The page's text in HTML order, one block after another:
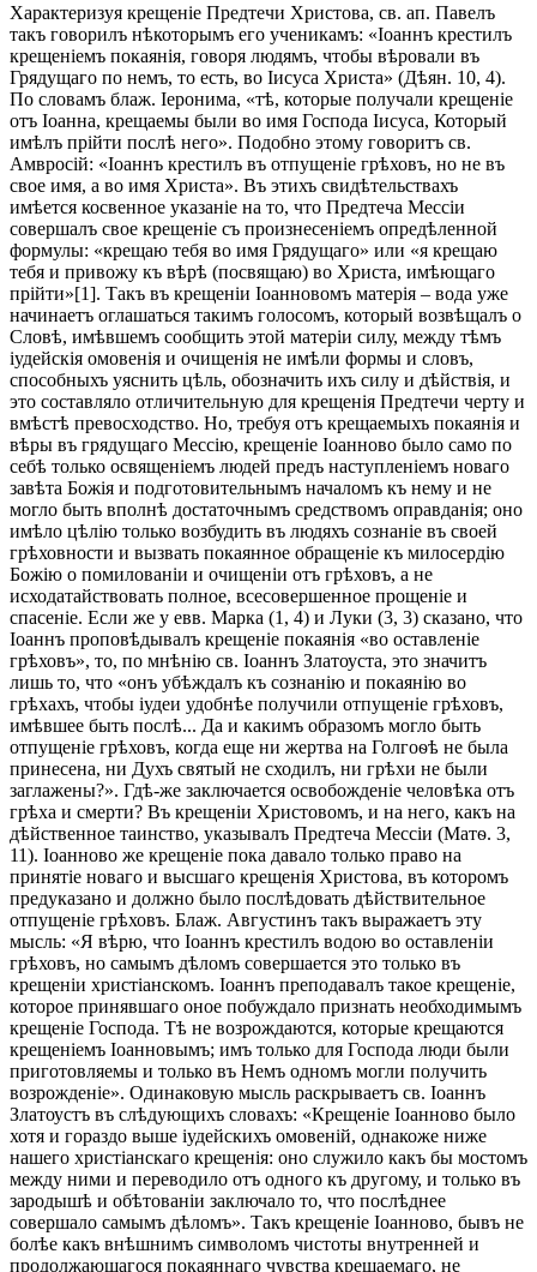
Характеризуя крещеніе Предтечи Христова, св. ап. Павелъ
такъ говорилъ нѣкоторымъ его ученикамъ: «Іоаннъ крестилъ
крещеніемъ покаянія, говоря людямъ, чтобы вѣровали въ
Грядущаго по немъ, то есть, во Іисуса Христа» (Дѣян. 10, 4).
По словамъ блаж. Іеронима, «тѣ, которые получали крещеніе
отъ Іоанна, крещаемы были во имя Господа Іисуса, Который
имѣлъ прійти послѣ него». Подобно этому говоритъ св.
Амвросій: «Іоаннъ крестилъ въ отпущеніе грѣховъ, но не въ
свое имя, а во имя Христа». Въ этихъ свидѣтельствахъ
имѣется косвенное указаніе на то, что Предтеча Мессіи
совершалъ свое крещеніе съ произнесеніемъ опредѣленной
формулы: «крещаю тебя во имя Грядущаго» или «я крещаю
тебя и привожу къ вѣрѣ (посвящаю) во Христа, имѣющаго
прійти»[1]. Такъ въ крещеніи Іоанновомъ матерія – вода уже
начинаетъ оглашаться такимъ голосомъ, который возвѣщалъ о
Словѣ, имѣвшемъ сообщить этой матеріи силу, между тѣмъ
іудейскія омовенія и очищенія не имѣли формы и словъ,
способныхъ уяснить цѣль, обозначить ихъ силу и дѣйствія, и
это составляло отличительную для крещенія Предтечи черту и
вмѣстѣ превосходство. Но, требуя отъ крещаемыхъ покаянія и
вѣры въ грядущаго Мессію, крещеніе Іоанново было само по
себѣ только освященіемъ людей предъ наступленіемъ новаго
завѣта Божія и подготовительнымъ началомъ къ нему и не
могло быть вполнѣ достаточнымъ средствомъ оправданія; оно
имѣло цѣлію только возбудить въ людяхъ сознаніе въ своей
грѣховности и вызвать покаянное обращеніе къ милосердію
Божію о помилованіи и очищеніи отъ грѣховъ, а не
исходатайствовать полное, всесовершенное прощеніе и
спасеніе. Если же у евв. Марка (1, 4) и Луки (3, 3) сказано, что
Іоаннъ проповѣдывалъ крещеніе покаянія «во оставленіе
грѣховъ», то, по мнѣнію св. Iоаннъ Златоуста, это значитъ
лишь то, что «онъ убѣждалъ къ сознанію и покаянію во
грѣхахъ, чтобы іудеи удобнѣе получили отпущеніе грѣховъ,
имѣвшее быть послѣ... Да и какимъ образомъ могло быть
отпущеніе грѣховъ, когда еще ни жертва на Голгоѳѣ не была
принесена, ни Духъ святый не сходилъ, ни грѣхи не были
заглажены?». Гдѣ-же заключается освобожденіе человѣка отъ
грѣха и смерти? Въ крещеніи Христовомъ, и на него, какъ на
дѣйственное таинство, указывалъ Предтеча Мессіи (Матѳ. 3,
11). Іоанново же крещеніе пока давало только право на
принятіе новаго и высшаго крещенія Христова, въ которомъ
предуказано и должно было послѣдовать дѣйствительное
отпущеніе грѣховъ. Блаж. Августинъ такъ выражаетъ эту
мысль: «Я вѣрю, что Іоаннъ крестилъ водою во оставленіи
грѣховъ, но самымъ дѣломъ совершается это только въ
крещеніи христіанскомъ. Іоаннъ преподавалъ такое крещеніе,
которое принявшаго оное побуждало признать необходимымъ
крещеніе Господа. Тѣ не возрождаются, которые крещаются
крещеніемъ Іоанновымъ; имъ только для Господа люди были
приготовляемы и только въ Немъ одномъ могли получить
возрожденіе». Одинаковую мысль раскрываетъ св. Iоаннъ
Златоустъ въ слѣдующихъ словахъ: «Крещеніе Іоанново было
хотя и гораздо выше іудейскихъ омовеній, однакоже ниже
нашего христіанскаго крещенія: оно служило какъ бы мостомъ
между ними и переводило отъ одного къ другому, и только въ
зародышѣ и обѣтованіи заключало то, что послѣднее
совершало самымъ дѣломъ». Такъ крещеніе Іоанново, бывъ не
болѣе какъ внѣшнимъ символомъ чистоты внутренней и
продолжающагося покаяннаго чувства крещаемаго, не